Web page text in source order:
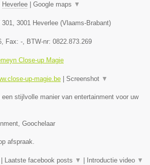
Heverlee Google maps ▼
301, 3001 Heverlee (Vlaams-Brabant)
, Fax: -, BTW-nr: 0822.873.269
Close-up Magie
up-magie.be Screenshot ▼
stijlvolle manier van entertainment voor uw
Goochelaar
afspraak.
Laatste facebook posts ▼ Introductie video ▼